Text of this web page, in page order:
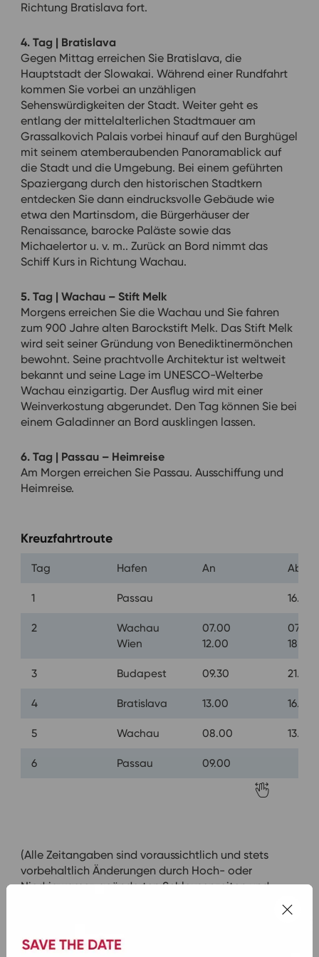
Richtung Bratislava fort.
4. Tag | Bratislava
Gegen Mittag erreichen Sie Bratislava, die
Hauptstadt der Slowakai. Während einer Rundfahrt
kommen Sie vorbei an unzähligen
Sehenswürdigkeiten der Stadt. Weiter geht es
entlang der mittelalterlichen Stadtmauer am
Grassalkovich Palais vorbei hinauf auf den Burghügel
mit seinem atemberaubenden Panoramablick auf
die Stadt und die Umgebung. Bei einem geführten
Spaziergang durch den historischen Stadtkern
entdecken Sie dann eindrucksvolle Gebäude wie
etwa den Martinsdom, die Bürgerhäuser der
Renaissance, barocke Paläste sowie das
Michaelertor u. v. m.. Zurück an Bord nimmt das
Schiff Kurs in Richtung Wachau.
5. Tag | Wachau – Stift Melk
Morgens erreichen Sie die Wachau und Sie fahren
zum 900 Jahre alten Barockstift Melk. Das Stift Melk
wird seit seiner Gründung von Benediktinermönchen
bewohnt. Seine prachtvolle Architektur ist weltweit
bekannt und seine Lage im UNESCO-Welterbe
Wachau einzigartig. Der Ausflug wird mit einer
Weinverkostung abgerundet. Den Tag können Sie bei
einem Galadinner an Bord ausklingen lassen.
6. Tag | Passau – Heimreise
Am Morgen erreichen Sie Passau. Ausschiffung und
Heimreise.
Kreuzfahrtroute
Tag Hafen An Ab
1 Passau 16.00
2
Wachau
Wien
07.00
12.00
07.30
18.00
3 Budapest 09.30 21.00
4 Bratislava 13.00 16.30
5 Wachau 08.00 13.30
6 Passau 09.00
(Alle Zeitangaben sind voraussichtlich und stets
vorbehaltlich Änderungen durch Hoch- oder
Niedrigwasser, geänderten Schleusenzeiten und
Inklusivleistungen